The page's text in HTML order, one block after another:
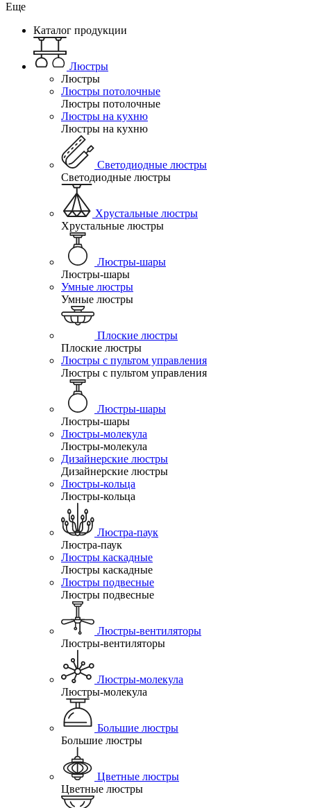
Еще
Каталог продукции
Люстры
Люстры
Люстры потолочные
Люстры потолочные
Люстры на кухню
Люстры на кухню
Светодиодные люстры
Светодиодные люстры
Хрустальные люстры
Хрустальные люстры
Люстры-шары
Люстры-шары
Умные люстры
Умные люстры
Плоские люстры
Плоские люстры
Люстры с пультом управления
Люстры с пультом управления
Люстры-шары
Люстры-шары
Люстры-молекула
Люстры-молекула
Дизайнерские люстры
Дизайнерские люстры
Люстры-кольца
Люстры-кольца
Люстра-паук
Люстра-паук
Люстры каскадные
Люстры каскадные
Люстры подвесные
Люстры подвесные
Люстры-вентиляторы
Люстры-вентиляторы
Люстры-молекула
Люстры-молекула
Большие люстры
Большие люстры
Цветные люстры
Цветные люстры